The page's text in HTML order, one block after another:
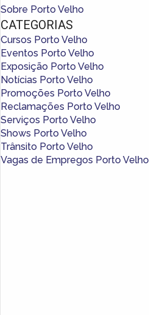
Sobre Porto Velho
CATEGORIAS
Cursos Porto Velho
Eventos Porto Velho
Exposição Porto Velho
Notícias Porto Velho
Promoções Porto Velho
Reclamações Porto Velho
Serviços Porto Velho
Shows Porto Velho
Trânsito Porto Velho
Vagas de Empregos Porto Velho